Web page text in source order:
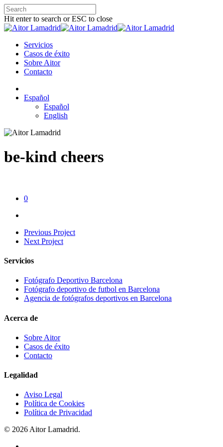
Hit enter to search or ESC to close
Servicios
Casos de éxito
Sobre Aitor
Contacto
Español
Español
English
be-kind cheers
0
Previous Project
Next Project
Servicios
Fotógrafo Deportivo Barcelona
Fotógrafo deportivo de futbol en Barcelona
Agencia de fotógrafos deportivos en Barcelona
Acerca de
Sobre Aitor
Casos de éxito
Contacto
Legalidad
Aviso Legal
Política de Cookies
Política de Privacidad
© 2026 Aitor Lamadrid.